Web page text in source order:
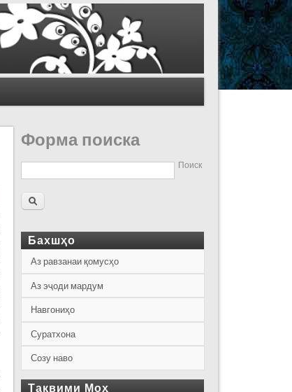
Форма поиска
Поиск
Бахшҳо
Аз равзанаи қомусҳо
Аз эҷоди мардум
Навгониҳо
Суратхона
Созу наво
Тақвими Моҳ